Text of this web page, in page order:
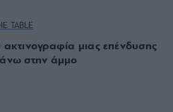
TABLE
ακτινογραφία μιας επένδυσης
στην άμμο